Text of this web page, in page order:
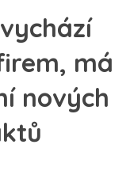
má
nových